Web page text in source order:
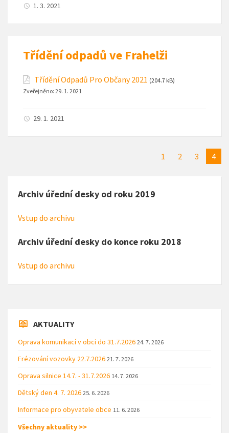
1. 3. 2021
Třídění odpadů ve Frahelži
Třídění Odpadů Pro Občany 2021 (204.7 kB)
Zveřejněno: 29. 1. 2021
29. 1. 2021
1 2 3 4
Archiv úřední desky od roku 2019
Vstup do archivu
Archiv úřední desky do konce roku 2018
Vstup do archivu
AKTUALITY
Oprava komunikací v obci do 31.7.2026 24. 7. 2026
Frézování vozovky 22.7.2026 21. 7. 2026
Oprava silnice 14.7. - 31.7.2026 14. 7. 2026
Dětský den 4. 7. 2026 25. 6. 2026
Informace pro obyvatele obce 11. 6. 2026
Všechny aktuality >>